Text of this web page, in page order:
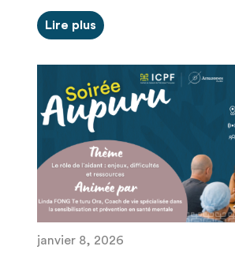
Lire plus
janvier 8, 2026